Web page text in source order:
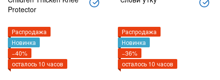
Распродажа
Новинка
−40%
осталось 10 часов
Распродажа
Новинка
−36%
осталось 10 часов